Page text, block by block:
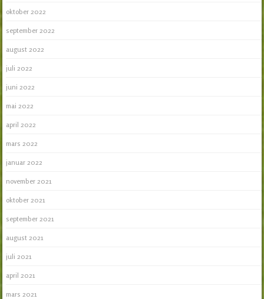
oktober 2022
september 2022
august 2022
juli 2022
juni 2022
mai 2022
april 2022
mars 2022
januar 2022
november 2021
oktober 2021
september 2021
august 2021
juli 2021
april 2021
mars 2021